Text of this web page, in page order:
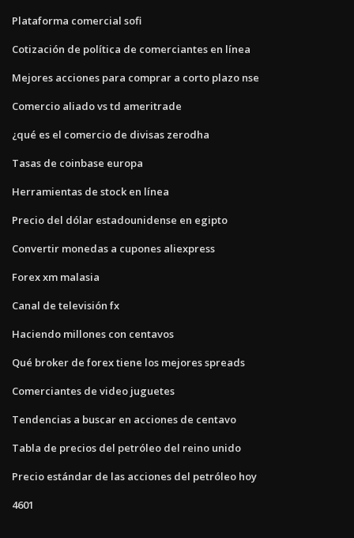
Plataforma comercial sofi
Cotización de política de comerciantes en línea
Mejores acciones para comprar a corto plazo nse
Comercio aliado vs td ameritrade
¿qué es el comercio de divisas zerodha
Tasas de coinbase europa
Herramientas de stock en línea
Precio del dólar estadounidense en egipto
Convertir monedas a cupones aliexpress
Forex xm malasia
Canal de televisión fx
Haciendo millones con centavos
Qué broker de forex tiene los mejores spreads
Comerciantes de video juguetes
Tendencias a buscar en acciones de centavo
Tabla de precios del petróleo del reino unido
Precio estándar de las acciones del petróleo hoy
4601